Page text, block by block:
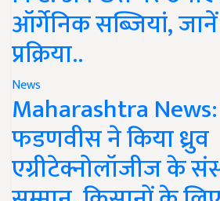
ऑर्गेनिक सब्जियां,
प्रक्रिया..
News
Maharashtra News:
फडणवीस ने किया ध्रुव
एग्रीटेक्नोलॉजीज के